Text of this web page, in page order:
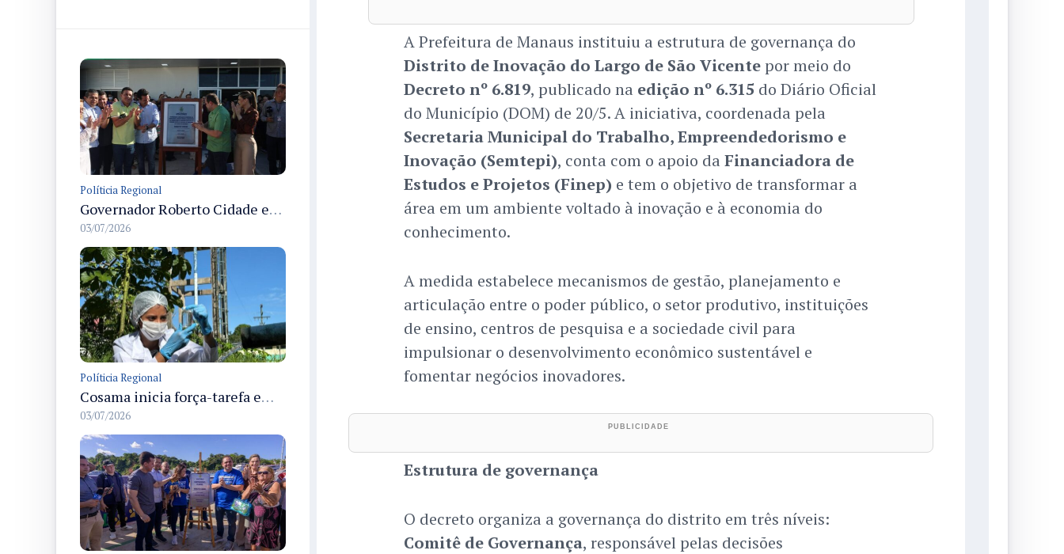
Políticia Regional
Governador Roberto Cidade entrega readequação do ambulatório da FCecon e amplia capacidade de atendimento oncológico em Manaus
03/07/2026
Políticia Regional
Cosama inicia força-tarefa em Anamã para fortalecer abastecimento de água e segurança hídrica da população
03/07/2026
A Prefeitura de Manaus instituiu a estrutura de governança do
Distrito de Inovação do Largo de São Vicentepor meio do
Decreto nº 6.819, publicado na edição nº 6.315 do Diário Oficial
do Município (DOM) de 20/5. A iniciativa, coordenada pela
Secretaria Municipal do Trabalho, Empreendedorismo e
Inovação (Semtepi), conta com o apoio da Financiadora de
Estudos e Projetos (Finep) e tem o objetivo de transformar a
área em um ambiente voltado à inovação e à economia do
conhecimento.
A medida estabelece mecanismos de gestão, planejamento e
articulação entre o poder público, o setor produtivo, instituições
de ensino, centros de pesquisa e a sociedade civil para
impulsionar o desenvolvimento econômico sustentável e
fomentar negócios inovadores.
Estrutura de governança
O decreto organiza a governança do distrito em três níveis:
Comitê de Governança, responsável pelas decisões